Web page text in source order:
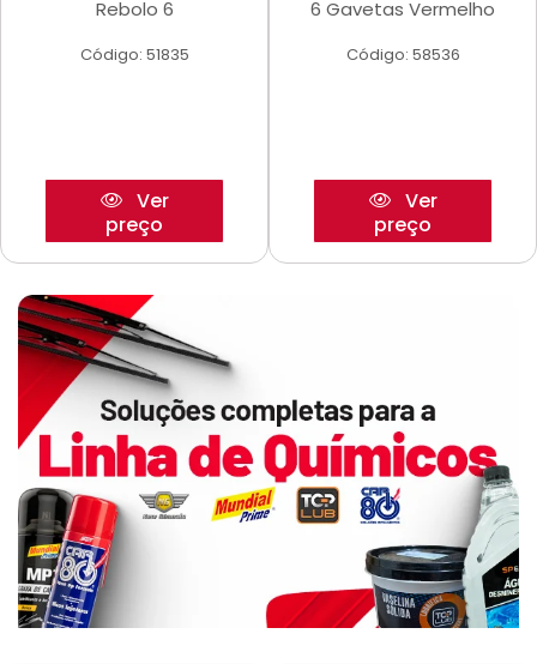
Rebolo 6
Código: 51835
Ver
preço
6 Gavetas Vermelho
Código: 58536
Ver
preço